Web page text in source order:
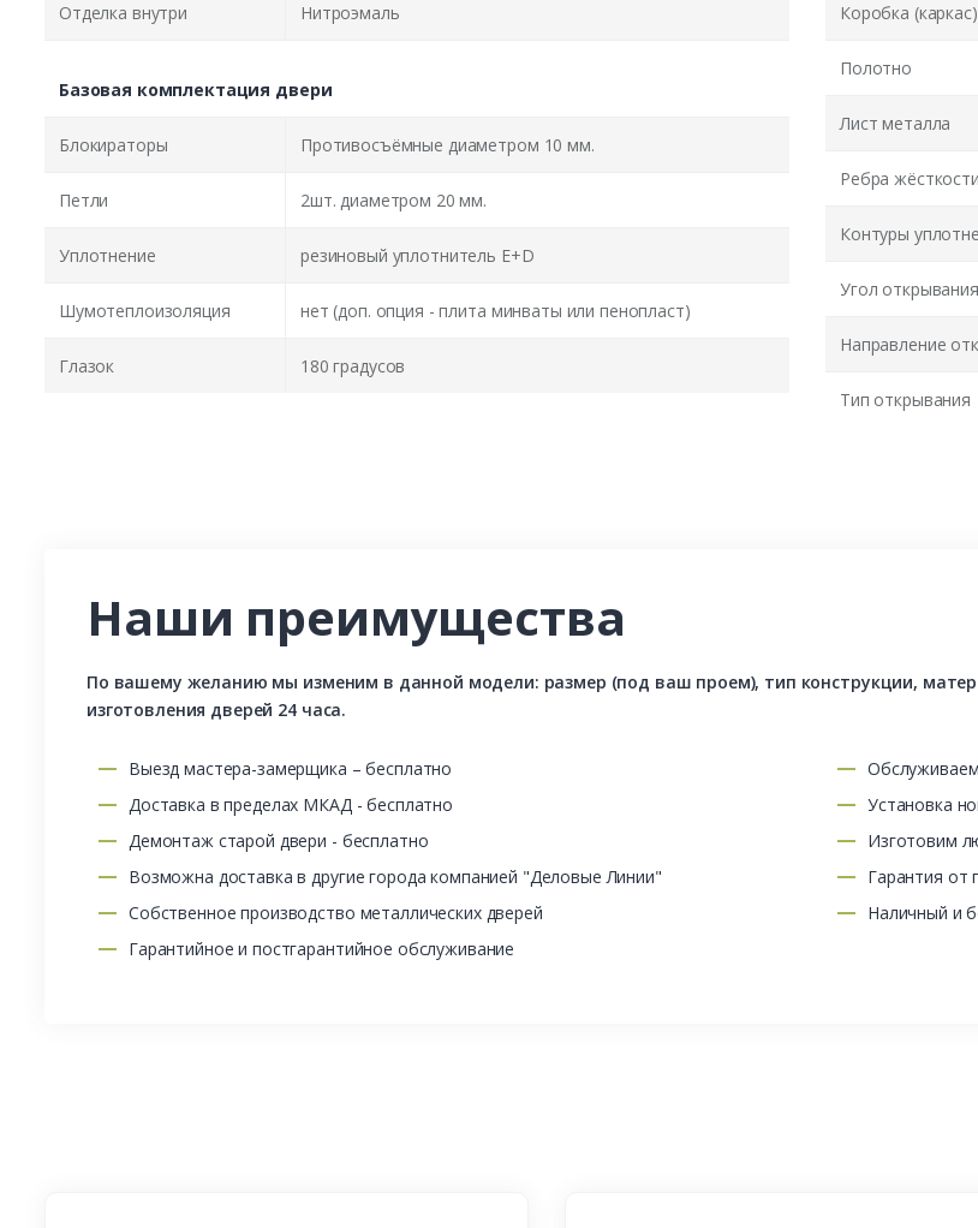
Отделка внутри Нитроэмаль
Базовая комплектация двери
Блокираторы Противосъёмные диаметром 10 мм.
Петли 2шт. диаметром 20 мм.
Уплотнение резиновый уплотнитель E+D
Шумотеплоизоляция нет (доп. опция - плита минваты или пенопласт)
Глазок 180 градусов
Коробка (каркас)
Полотно
Лист металла
Ребра жёсткости
Контуры
Угол открывания
Направление
Тип открывания
Наши преимущества
По вашему желанию мы изменим в данной модели: размер (под ваш проем), тип конструкции,
изготовления дверей 24 часа.
Выезд мастера-замерщика – бесплатно
Доставка в пределах МКАД - бесплатно
Демонтаж старой двери - бесплатно
Возможна доставка в другие города компанией "Деловые Линии"
Собственное производство металлических дверей
Гарантийное и постгарантийное обслуживание
Установка
Изготовим
Гарантия от
Наличный и